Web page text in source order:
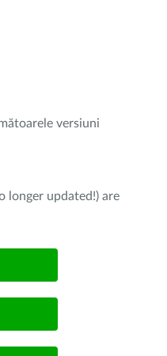
versiuni
longer updated!) are